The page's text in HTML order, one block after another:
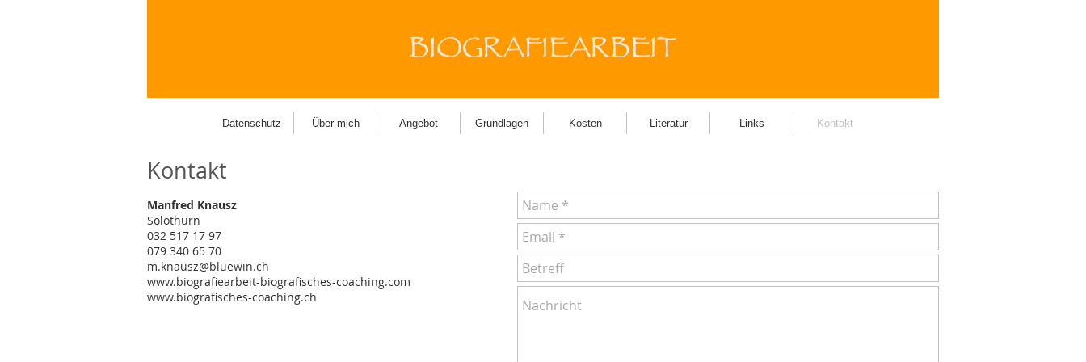
YOURLOGO
Datenschutz Über mich Angebot Grundlagen Kosten Literatur Links Kontakt
Kontakt
Manfred Knausz
Solothurn
032 517 17 97
079 340 65 70
m.knausz@bluewin.ch
www.biografiearbeit-biografisches-coaching.com
www.biografisches-coaching.ch